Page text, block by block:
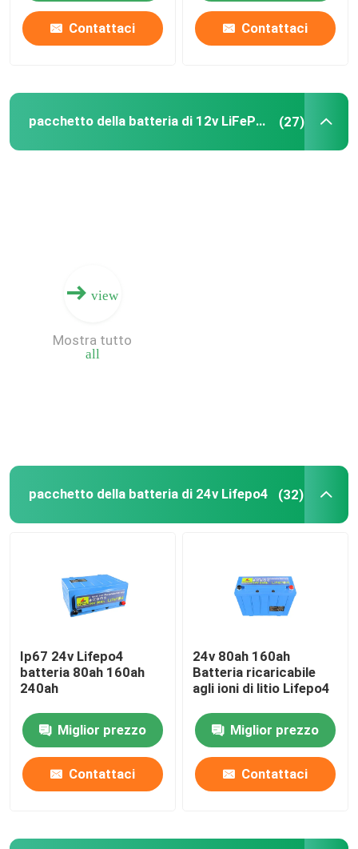
Chi siamo
Fatory Tour
Controllo di qualità
Contattaci
Contattaci Contattaci
pacchetto della batteria di 12v LiFePO4 (27)
view
all
Mostra tutto
pacchetto della batteria di 24v Lifepo4 (32)
Ip67 24v Lifepo4
batteria 80ah 160ah
240ah
Miglior prezzo
Contattaci
24v 80ah 160ah
Batteria ricaricabile
agli ioni di litio Lifepo4
Miglior prezzo
Contattaci